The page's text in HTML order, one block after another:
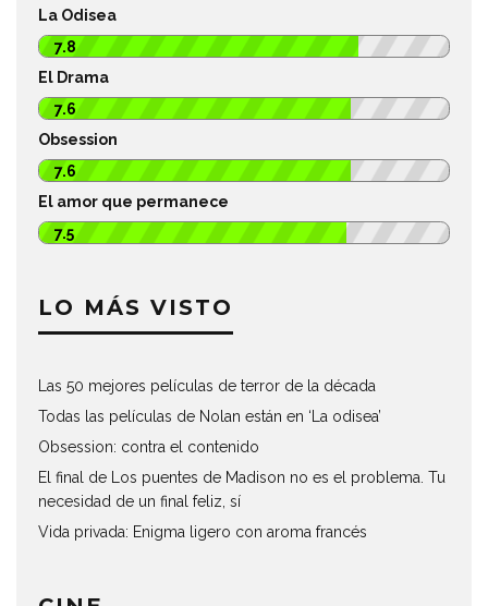
La Odisea
7.8
El Drama
7.6
Obsession
7.6
El amor que permanece
7.5
LO MÁS VISTO
Las 50 mejores películas de terror de la década
Todas las películas de Nolan están en ‘La odisea’
Obsession: contra el contenido
El final de Los puentes de Madison no es el problema. Tu
necesidad de un final feliz, sí
Vida privada: Enigma ligero con aroma francés